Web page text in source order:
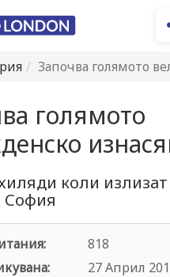
Започва голямото
голямото
коли
София
818
27 Април